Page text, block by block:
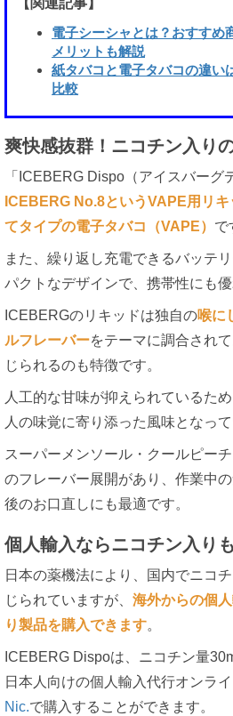
【関連記事】
電子シーシャとは？おすすめ
メリットも解説
紙タバコと電子タバコの違い
比較
爽快感抜群！ニコチン入り
「ICEBERG Dispo（アイスバーグ
ICEBERG No.8というVAPE用リ
てタイプの電子タバコ（VAPE） で
また、繰り返し充電できるバッテ
パクトなデザインで、携帯性にも優
ICEBERGのリキッドは独自の喉に
ルフレーバーをテーマに調合され
じられるのも特徴です。
人工的な甘味が抑えられているた
人の味覚に寄り添った風味となって
スーパーメンソール・クールピー
のフレーバー展開があり、作業中
後のお口直しにも最適です。
個人輸入ならニコチン入り
日本の薬機法により、国内でニコ
じられていますが、 海外からの個
り製品を購入できます。
ICEBERG Dispoは、ニコチン量
日本人向けの個人輸入代行オンラ
Nic.で購入することができます。